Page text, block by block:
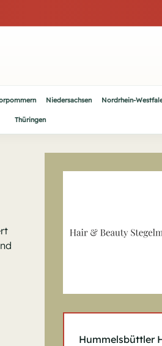
Niedersachsen Nordrhein-
Thüringen
Hummelsbüttler